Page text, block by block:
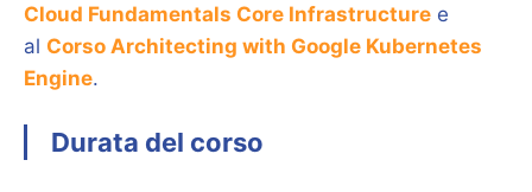
Cloud Fundamentals Core Infrastructure e
al Corso Architecting with Google Kubernetes
Engine.
Durata del corso